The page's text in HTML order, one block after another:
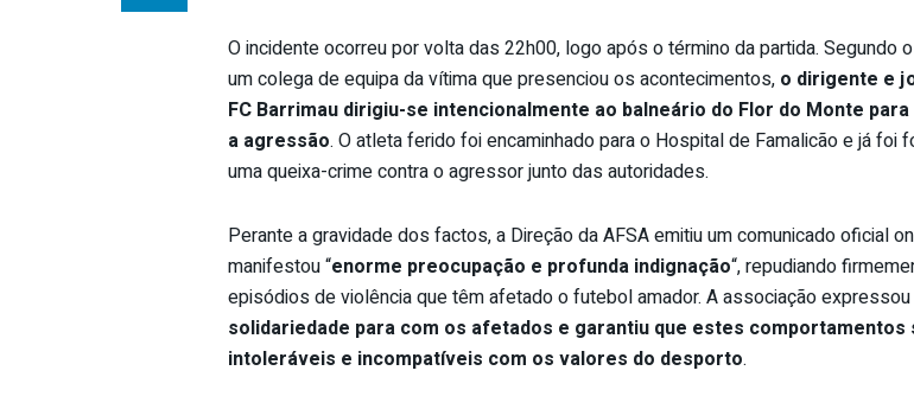
O incidente ocorreu por volta das 22h00, logo após o término da partida. Segundo
um colega de equipa da vítima que presenciou os acontecimentos, o dirigente e
FC Barrimau dirigiu-se intencionalmente ao balneário do Flor do Monte
a agressão. O atleta ferido foi encaminhado para o Hospital de Famalicão e já foi
uma queixa-crime contra o agressor junto das autoridades.
Perante a gravidade dos factos, a Direção da AFSA emitiu um comunicado oficial
manifestou “enorme preocupação e profunda indignação“, repudiando
episódios de violência que têm afetado o futebol amador. A associação expressou
solidariedade para com os afetados e garantiu que estes comportamentos
intoleráveis e incompatíveis com os valores do desporto.